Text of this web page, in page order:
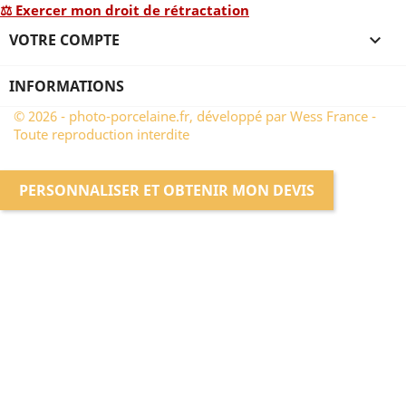
⚖ Exercer mon droit de rétractation
VOTRE COMPTE 
INFORMATIONS
© 2026 - photo-porcelaine.fr, développé par Wess France -
Toute reproduction interdite
PERSONNALISER ET OBTENIR MON DEVIS